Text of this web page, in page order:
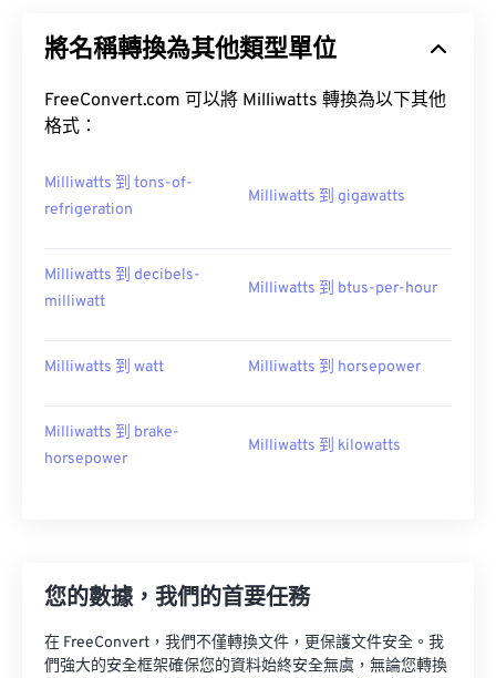
將名稱轉換為其他類型單位
FreeConvert.com 可以將 Milliwatts 轉換為以下其他
格式：
Milliwatts 到 tons-of-
refrigeration
Milliwatts 到 gigawatts
Milliwatts 到 decibels-
milliwatt
Milliwatts 到 btus-per-hour
Milliwatts 到 watt Milliwatts 到 horsepower
Milliwatts 到 brake-
horsepower
Milliwatts 到 kilowatts
您的數據，我們的首要任務
在 FreeConvert，我們不僅轉換文件，更保護文件安全。我
們強大的安全框架確保您的資料始終安全無虞，無論您轉換